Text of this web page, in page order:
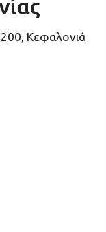
Κεφαλονιά